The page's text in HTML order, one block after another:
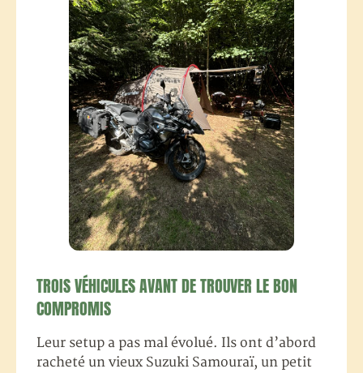
TROIS VÉHICULES AVANT DE TROUVER LE BON
COMPROMIS
Leur setup a pas mal évolué. Ils ont d’abord
racheté un vieux Suzuki Samouraï, un petit